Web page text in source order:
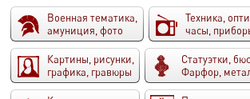
Военная тематика,
амуниция, фото
Техника,
часы,
Картины, рисунки,
графика, гравюры
Статуэтки,
Фарфор,